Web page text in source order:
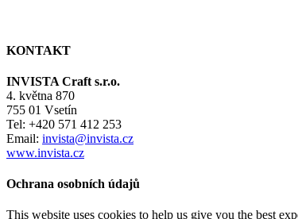
KONTAKT
INVISTA Craft s.r.o.
4. května 870
755 01 Vsetín
Tel: +420 571 412 253
Email: invista@invista.cz
www.invista.cz
Ochrana osobních údajů
This website uses cookies to help us give you the best